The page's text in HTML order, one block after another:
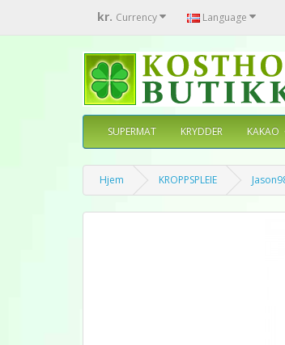
kr. Currency Language
SUPERMAT KRYDDER KAKAO
Hjem KROPPSPLEIE